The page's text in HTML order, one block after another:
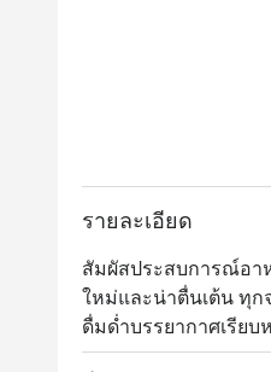
รายละเอียด
สัมผัสประสบการณ์อา
ใหม่และน่าตื่นเต้น ทุก
ดื่มด่ำบรรยากาศเรีย
ติพาสติ แอนด์ ไวน์